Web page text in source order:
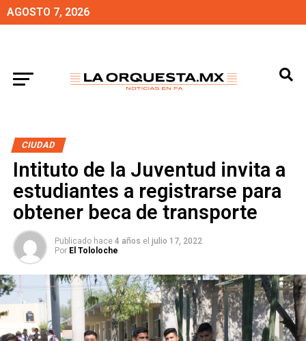
AGOSTO 7, 2026
CIUDAD
Intituto de la Juventud invita a
estudiantes a registrarse para
obtener beca de transporte
Publicado hace 4 años el julio 17, 2022
Por El Tololoche